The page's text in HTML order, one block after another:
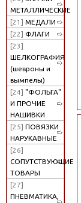
МЕТАЛЛИЧЕСКИЕ
[21] МЕДАЛИ
[22] ФЛАГИ
[23]
ШЕЛКОГРАФИЯ
(шевроны и
вымпелы)
[24] "ФОЛЬГА"
И ПРОЧИЕ
НАШИВКИ
[25] ПОВЯЗКИ
НАРУКАВНЫЕ
[26]
СОПУТСТВУЮЩИЕ
ТОВАРЫ
[27]
ПНЕВМАТИКА,